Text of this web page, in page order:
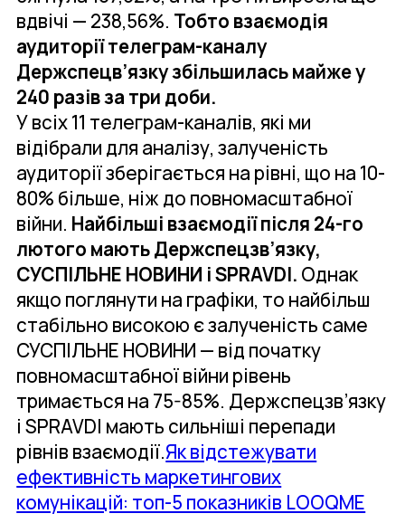
вдвічі — 238,56%. Тобто взаємодія
аудиторії телеграм-каналу
Держспецв’язку збільшилась майже у
240 разів за три доби.
У всіх 11 телеграм-каналів, які ми
відібрали для аналізу, залученість
аудиторії зберігається на рівні, що на 10-
80% більше, ніж до повномасштабної
війни. Найбільші взаємодії після 24-го
лютого мають Держспецзв’язку,
СУСПІЛЬНЕ НОВИНИ і SPRAVDI. Однак
якщо поглянути на графіки, то найбільш
стабільно високою є залученість саме
СУСПІЛЬНЕ НОВИНИ — від початку
повномасштабної війни рівень
тримається на 75-85%. Держспецзв’язку
і SPRAVDI мають сильніші перепади
рівнів взаємодії.Як відстежувати
ефективність маркетингових
комунікацій: топ-5 показників LOOQME